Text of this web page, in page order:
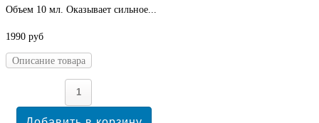
Объем 10 мл. Оказывает сильное...
1990 руб
Описание товара